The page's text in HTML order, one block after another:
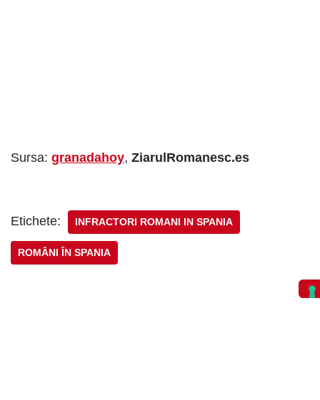
Sursa: granadahoy, ZiarulRomanesc.es
Etichete: INFRACTORI ROMANI IN SPANIA
ROMÂNI ÎN SPANIA